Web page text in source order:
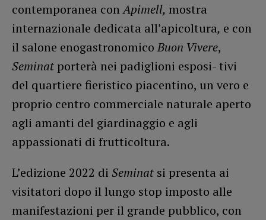
contemporanea conApimell, mostra
internazionale dedicata all’apicoltura, e con
il salone enogastronomicoBuon Vivere,
Seminat porterà nei padiglioni esposi- tivi
del quartiere fieristico piacentino, un vero e
proprio centro commerciale naturale aperto
agli amanti del giardinaggio e agli
appassionati di frutticoltura.
L’edizione 2022 di Seminat si presenta ai
visitatori dopo il lungo stop imposto alle
manifestazioni per il grande pubblico, con